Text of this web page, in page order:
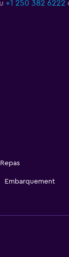
+1 250 382 6222
Repas
Embarquement